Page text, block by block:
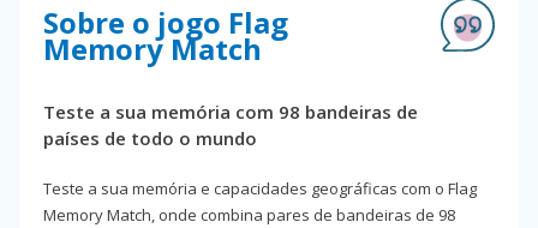
Sobre o jogo Flag
Memory Match
Teste a sua memória com 98 bandeiras de
países de todo o mundo
Teste a sua memória e capacidades geográficas com o Flag
Memory Match, onde combina pares de bandeiras de 98